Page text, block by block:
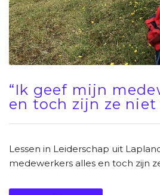
“Ik geef mijn
en toch zijn ze niet
Lessen in Leiderschap uit
medewerkers alles en toch zijn